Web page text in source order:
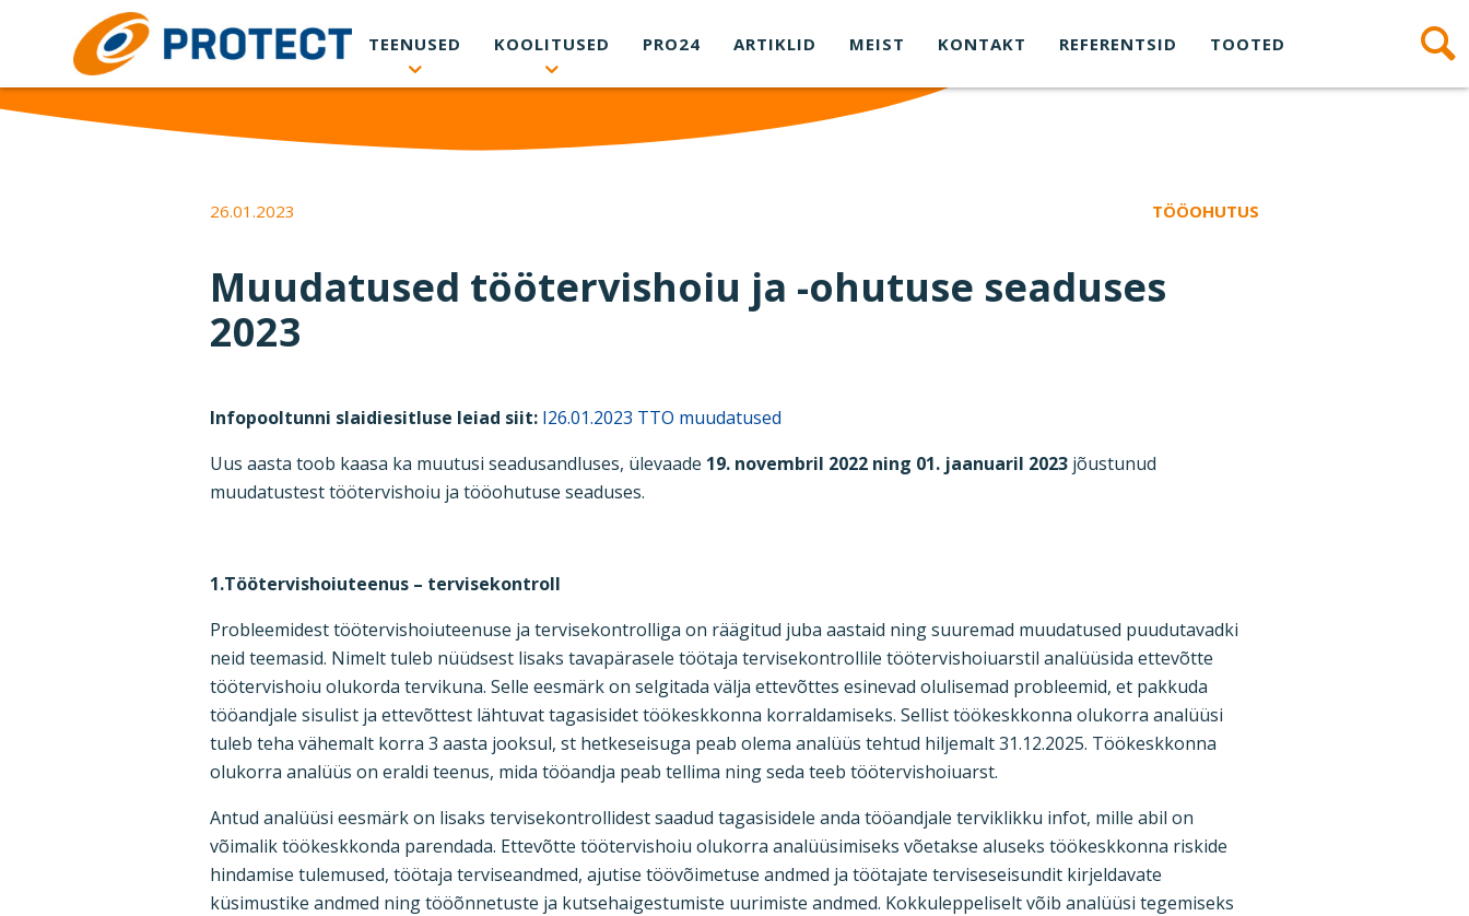
Skip to main content
TEENUSED
KOOLITUSED PRO24 ARTIKLID MEIST KONTAKT REFERENTSID TOOTED
26.01.2023 TÖÖOHUTUS
Muudatused töötervishoiu ja -ohutuse seaduses
2023
Infopooltunni slaidiesitluse leiad siit: I26.01.2023 TTO muudatused
Uus aasta toob kaasa ka muutusi seadusandluses, ülevaade 19. novembril 2022 ning 01. jaanuaril 2023 jõustunud
muudatustest töötervishoiu ja tööohutuse seaduses.
1.Töötervishoiuteenus – tervisekontroll
Probleemidest töötervishoiuteenuse ja tervisekontrolliga on räägitud juba aastaid ning suuremad muudatused puudutavadki
neid teemasid. Nimelt tuleb nüüdsest lisaks tavapärasele töötaja tervisekontrollile töötervishoiuarstil analüüsida ettevõtte
töötervishoiu olukorda tervikuna. Selle eesmärk on selgitada välja ettevõttes esinevad olulisemad probleemid, et pakkuda
tööandjale sisulist ja ettevõttest lähtuvat tagasisidet töökeskkonna korraldamiseks. Sellist töökeskkonna olukorra analüüsi
tuleb teha vähemalt korra 3 aasta jooksul, st hetkeseisuga peab olema analüüs tehtud hiljemalt 31.12.2025. Töökeskkonna
olukorra analüüs on eraldi teenus, mida tööandja peab tellima ning seda teeb töötervishoiuarst.
Antud analüüsi eesmärk on lisaks tervisekontrollidest saadud tagasisidele anda tööandjale terviklikku infot, mille abil on
võimalik töökeskkonda parendada. Ettevõtte töötervishoiu olukorra analüüsimiseks võetakse aluseks töökeskkonna riskide
hindamise tulemused, töötaja terviseandmed, ajutise töövõimetuse andmed ja töötajate terviseseisundit kirjeldavate
küsimustike andmed ning tööõnnetuste ja kutsehaigestumiste uurimiste andmed. Kokkuleppeliselt võib analüüsi tegemiseks